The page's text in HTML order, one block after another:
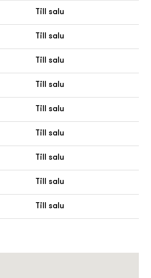
Till salu
Till salu
Till salu
Till salu
Till salu
Till salu
Till salu
Till salu
Till salu